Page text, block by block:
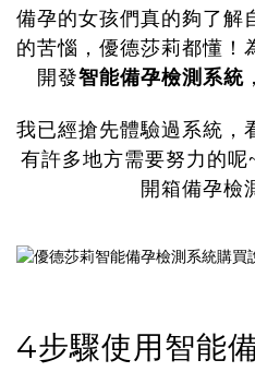
備孕的女孩們真的夠了解
的苦惱，優德莎莉都懂！
開發智能備孕檢測系統
我已經搶先體驗過系統，
有許多地方需要努力的
開箱備孕檢
4步驟使用智能